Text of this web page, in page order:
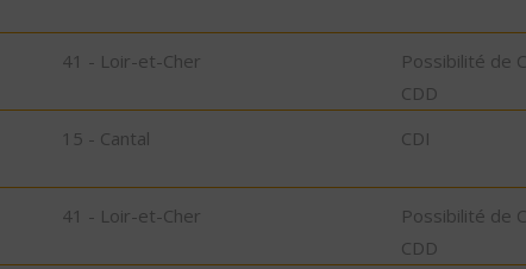
41 - Loir-et-Cher
Possibilité de
CDD
15 - Cantal CDI
41 - Loir-et-Cher
Possibilité de
CDD